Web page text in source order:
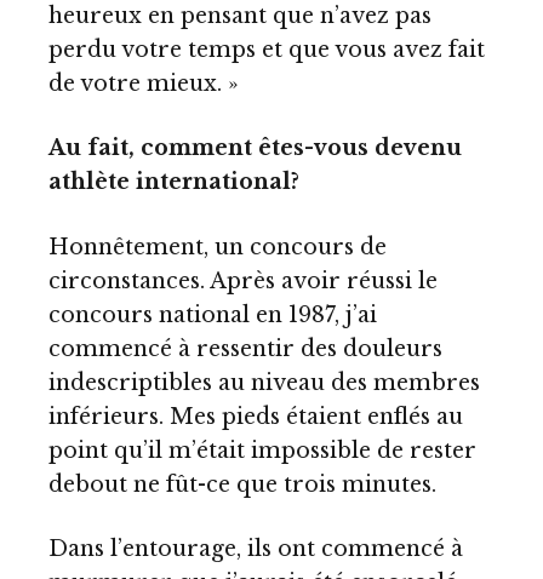
heureux en pensant que n’avez pas
perdu votre temps et que vous avez fait
de votre mieux. »
Au fait, comment êtes-vous devenu
athlète international?
Honnêtement, un concours de
circonstances. Après avoir réussi le
concours national en 1987, j’ai
commencé à ressentir des douleurs
indescriptibles au niveau des membres
inférieurs. Mes pieds étaient enflés au
point qu’il m’était impossible de rester
debout ne fût-ce que trois minutes.
Dans l’entourage, ils ont commencé à